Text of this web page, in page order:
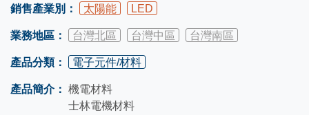
銷售產業別：
太陽能 LED
業務地區： 台灣北區 台灣中區 台灣南區
產品分類： 電子元件/材料
產品簡介： 機電材料
士林電機材料